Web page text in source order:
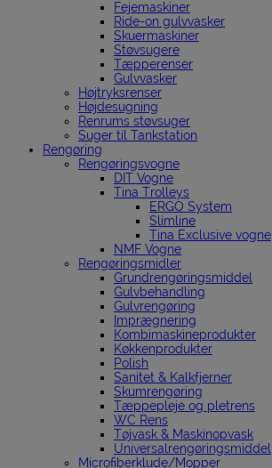
Fejemaskiner
Ride-on gulvvasker
Skuermaskiner
Støvsugere
Tæpperenser
Gulvvasker
Højtryksrenser
Højdesugning
Renrums støvsuger
Suger til Tankstation
Rengøring
Rengøringsvogne
DIT Vogne
Tina Trolleys
ERGO System
Slimline
Tina Exclusive vogne
NMF Vogne
Rengøringsmidler
Grundrengøringsmiddel
Gulvbehandling
Gulvrengøring
Imprægnering
Kombimaskineprodukter
Køkkenprodukter
Polish
Sanitet & Kalkfjerner
Skumrengøring
Tæppepleje og pletrens
WC Rens
Tøjvask & Maskinopvask
Universalrengøringsmiddel
Microfiberklude/Mopper